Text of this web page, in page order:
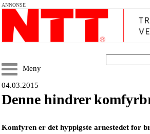
ANNONSE
Meny
04.03.2015
Denne hindrer
Komfyren er det hyppigste arnestedet for